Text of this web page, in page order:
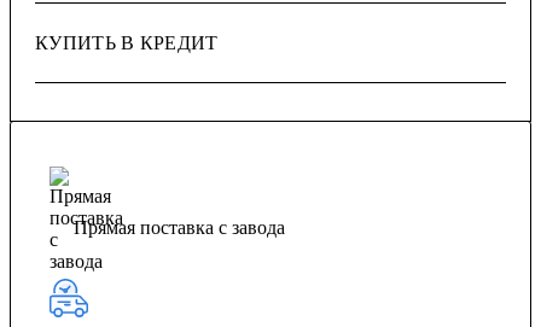
КУПИТЬ В КРЕДИТ
Прямая поставка с завода